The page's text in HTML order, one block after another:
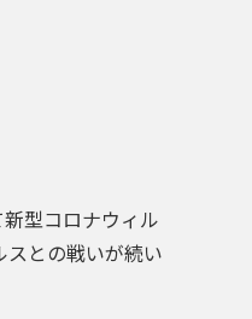
型コロナウィル
との戦いが続い